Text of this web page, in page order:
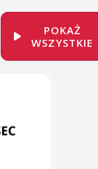
POKAŻ
WSZYSTKIE